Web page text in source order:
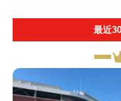
最近